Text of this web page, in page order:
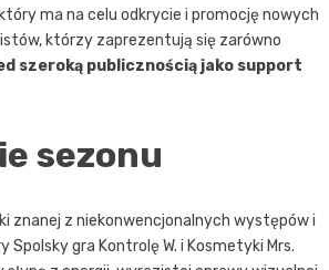
ma na celu odkrycie i promocję nowych
którzy zaprezentują się zarówno
szeroką publicznością jako support
sezonu
znanej z niekonwencjonalnych występów i
gra Kontrolę W. i Kosmetyki Mrs.